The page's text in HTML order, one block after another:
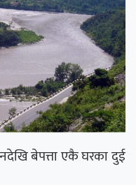
बेपत्ता एकै घरका दुई